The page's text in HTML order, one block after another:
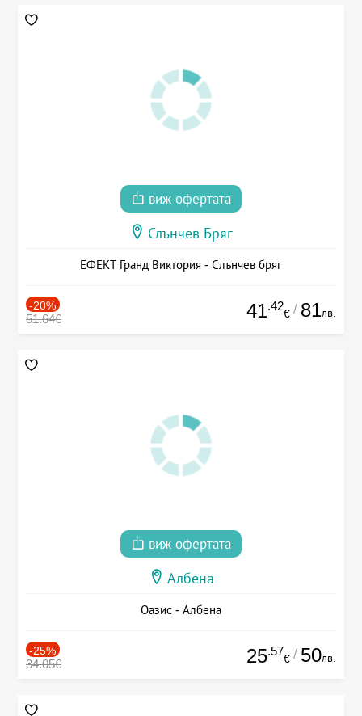
виж офертата
Слънчев Бряг
ЕФЕКТ Гранд Виктория - Слънчев бряг
-20%
51.64€ 41.42
€ / 81лв.
виж офертата
Албена
Оазис - Албена
-25%
34.05€ 25.57
€ / 50лв.